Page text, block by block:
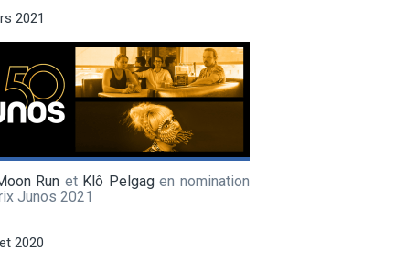
2021
Run et Klô Pelgagen nomination
Junos 2021
2020